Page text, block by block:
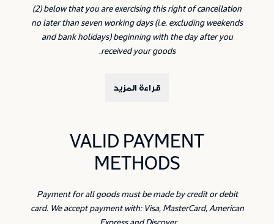
(2) below that you are exercising this right of cancellation
no later than seven working days (i.e. excluding weekends
and bank holidays) beginning with the day after you
received your goods.
قراءة المزيد
VALID PAYMENT
METHODS
Payment for all goods must be made by credit or debit
card. We accept payment with: Visa, MasterCard, American